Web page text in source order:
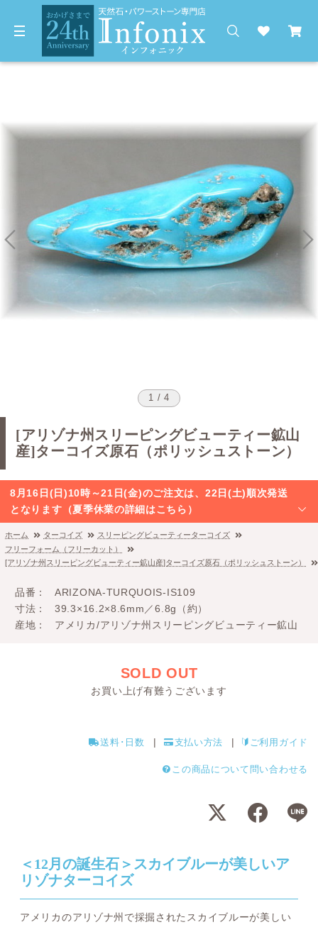
1 / 4
[アリゾナ州スリーピングビューティー鉱山
産]ターコイズ原石（ポリッシュストーン）
8月16日(日)10時～21日(金)のご注文は、22日(土)順次発送
となります（夏季休業の詳細はこちら）
ホーム ターコイズ
スリーピングビューティーターコイズ
フリーフォーム（フリーカット）
[アリゾナ州スリーピングビューティー鉱山産]ターコイズ原石（ポリッシュストーン）
品番
ARIZONA-TURQUOIS-IS109
寸法
39.3×16.2×8.6mm／6.8g（約）
産地
アメリカ/アリゾナ州スリーピングビューティー鉱山
SOLD OUT
お買い上げ有難うございます
送料･日数 支払い方法 ご利用ガイド
この商品について問い合わせる
＜12月の誕生石＞スカイブルーが美しいア
リゾナターコイズ
アメリカのアリゾナ州で採掘されたスカイブルーが美しい